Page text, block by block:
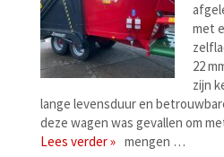
met
22
zijn
lange levensduur en
deze wagen was gevallen om
mengen …
Lees verder »